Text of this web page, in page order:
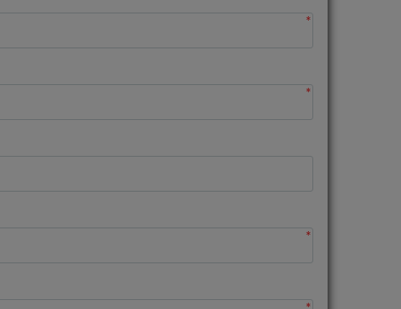
*
*
*
*